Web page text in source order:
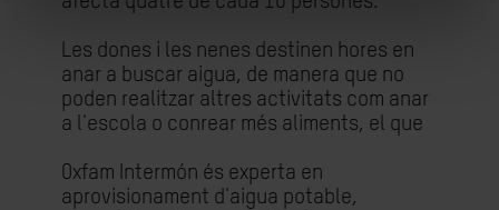
Les dones i les nenes destinen hores en
anar a buscar aigua, de manera que no
poden realitzar altres activitats com anar
a l'escola o conrear més aliments, el que
Oxfam Intermón és experta en
aprovisionament d'aigua potable,